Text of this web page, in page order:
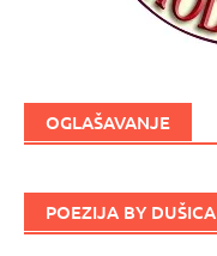
OGLAŠAVANJE
POEZIJA BY DUŠICA